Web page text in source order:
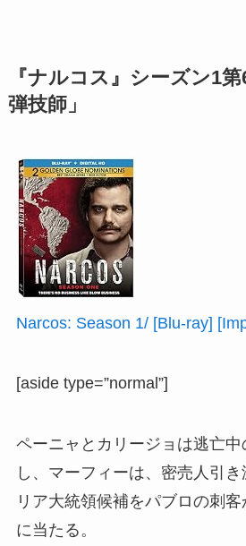
『ナルコス』シーズン1
弾技師」
Narcos: Season 1/ [Blu-ray]
[aside type=”normal”]
ペーニャとカリージョは逃亡
し、マーフィーは、密売人引
リア大統領候補をパブロの刺
に当たる。